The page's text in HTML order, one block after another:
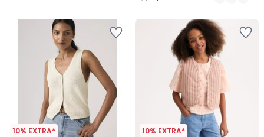
10% EXTRA* 10% EXTRA*